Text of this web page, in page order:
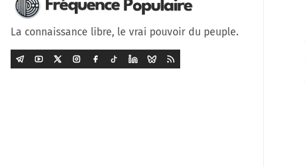
La connaissance libre, le vrai pouvoir du peuple.